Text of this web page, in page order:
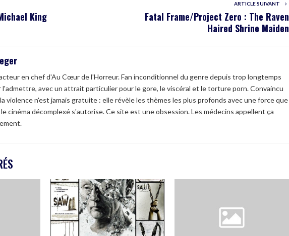
King
ARTICLE SUIVANT
Fatal Frame/Project Zero : The Raven
Haired Shrine Maiden
en chef d'Au Cœur de l'Horreur. Fan inconditionnel du genre depuis trop longtemps
l'admettre, avec un attrait particulier pour le gore, le viscéral et le torture porn. Convaincu
violence n'est jamais gratuite : elle révèle les thèmes les plus profonds avec une force que
le cinéma décomplexé s'autorise. Ce site est une obsession. Les médecins appellent ça